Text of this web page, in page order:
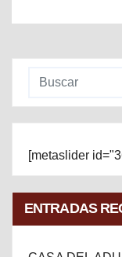
[metaslider
ENTRADAS